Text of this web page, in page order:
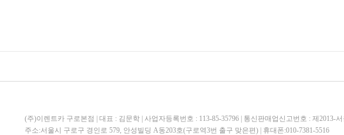
(주)이렌트카 구로본점 | 대표 : 김문학 | 사업자등록번호 : 113-85-35796 | 통신판매업신고번호 : 제2013-
주소:서울시 구로구 경인로 579, 안성빌딩 A동203호(구로역3번 출구 맞은편) | 휴대폰:010-7381-5516